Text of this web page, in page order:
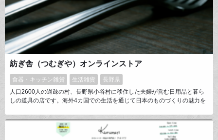
紡ぎ舎（つむぎや）オンラインストア
食器・キッチン雑貨 生活雑貨
長野県
人口2600人の過疎の村、長野県小谷村に移住した夫婦が営む日用品と暮ら
しの道具の店です。海外4カ国での生活を通じて日本のものづくりの魅力を
意。「#いいものをつないでいく」をテーマに、全ての作り手さんにお会い
し制作の現場を見せていただいた上で選んだ商品・作品を作り手から使い手
へ、今日から未来へとつないでいくために販売しています。